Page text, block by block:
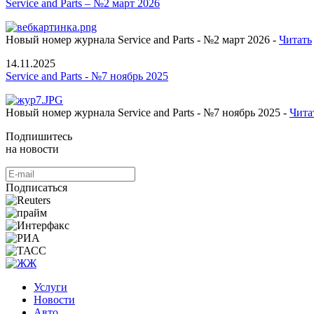
Service and Parts – №2 март 2026
Новый номер журнала Service and Parts - №2 март 2026 - Читать
14.11.2025
Service and Parts - №7 ноябрь 2025
Новый номер журнала Service and Parts - №7 ноябрь 2025 -
Подпишитесь
на новости
Подписаться
Услуги
Новости